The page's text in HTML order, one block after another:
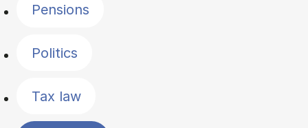
Pensions
Politics
Tax law